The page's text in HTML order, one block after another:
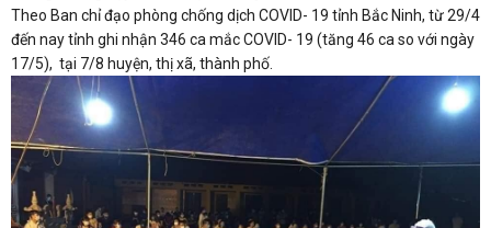
Theo Ban chỉ đạo phòng chống dịch COVID- 19 tỉnh Bắc Ninh, từ 29/4
đến nay tỉnh ghi nhận 346 ca mắc COVID- 19 (tăng 46 ca so với ngày
17/5), tại 7/8 huyện, thị xã, thành phố.